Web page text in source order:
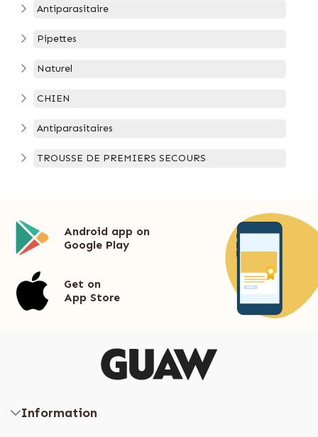
Antiparasitaire
Pipettes
Naturel
CHIEN
Antiparasitaires
TROUSSE DE PREMIERS SECOURS
Android app on
Google Play
Get on
App Store
Information